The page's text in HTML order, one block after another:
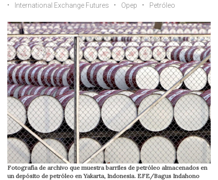
International Exchange Futures
Opep Petróleo
Fotografía de archivo que muestra barriles de petróleo almacenados en
un depósito de petróleo en Yakarta, Indonesia. EFE/Bagus Indahono